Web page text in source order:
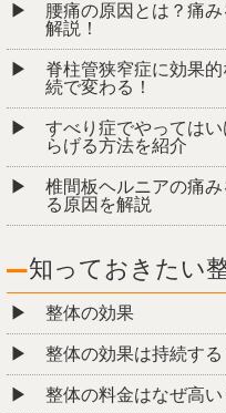
腰痛の原因とは？痛
解説！
脊柱管狭窄症に効果
続で変わる！
すべり症でやっては
らげる方法を紹介
椎間板ヘルニアの痛
る原因を解説
知っておきたい
整体の効果
整体の効果は持続する
整体の料金はなぜ高い